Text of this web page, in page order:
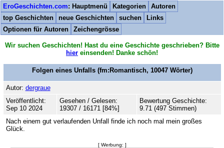
EroGeschichten.com: Hauptmenü Kategorien
Autoren
top Geschichten
neue Geschichten suchen
Links
Optionen für Autoren
Zeichengrösse
Wir suchen Geschichten! Hast du eine Geschichte geschrieben? Bitte
hier einsenden! Danke schön!
Folgen eines Unfalls(fm:Romantisch, 10047Wörter)
Autor: dergraue
Veröffentlicht:
Sep 10 2024
Gesehen / Gelesen:
19307 / 16171 [84%]
Bewertung Geschichte:
9.71 (497 Stimmen)
Nach einem gut verlaufenden Unfall finde ich noch mal mein großes
Glück.
[ Werbung: ]